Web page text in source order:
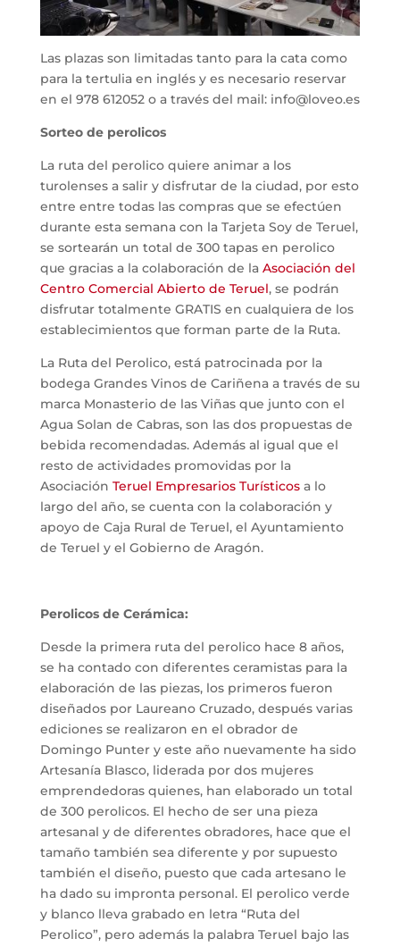
Las plazas son limitadas tanto para la cata como
para la tertulia en inglés y es necesario reservar
en el 978 612052 o a través del mail: info@loveo.es
Sorteo de perolicos
La ruta del perolico quiere animar a los
turolenses a salir y disfrutar de la ciudad, por esto
entre entre todas las compras que se efectúen
durante esta semana con la Tarjeta Soy de Teruel,
se sortearán un total de 300 tapas en perolico
que gracias a la colaboración de la Asociación del
Centro Comercial Abierto de Teruel, se podrán
disfrutar totalmente GRATIS en cualquiera de los
establecimientos que forman parte de la Ruta.
La Ruta del Perolico, está patrocinada por la
bodega Grandes Vinos de Cariñena a través de su
marca Monasterio de las Viñas que junto con el
Agua Solan de Cabras, son las dos propuestas de
bebida recomendadas. Además al igual que el
resto de actividades promovidas por la
Asociación Teruel Empresarios Turísticosa lo
largo del año, se cuenta con la colaboración y
apoyo de Caja Rural de Teruel, el Ayuntamiento
de Teruel y el Gobierno de Aragón.
Perolicos de Cerámica:
Desde la primera ruta del perolico hace 8 años,
se ha contado con diferentes ceramistas para la
elaboración de las piezas, los primeros fueron
diseñados por Laureano Cruzado, después varias
ediciones se realizaron en el obrador de
Domingo Punter y este año nuevamente ha sido
Artesanía Blasco, liderada por dos mujeres
emprendedoras quienes, han elaborado un total
de 300 perolicos. El hecho de ser una pieza
artesanal y de diferentes obradores, hace que el
tamaño también sea diferente y por supuesto
también el diseño, puesto que cada artesano le
ha dado su impronta personal. El perolico verde
y blanco lleva grabado en letra “Ruta del
Perolico”, pero además la palabra Teruel bajo las